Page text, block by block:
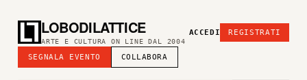
LOBODILATTICE
ARTE E CULTURA ON LINE DAL 2004
SEGNALA EVENTO COLLABORA
ACCEDI REGISTRATI